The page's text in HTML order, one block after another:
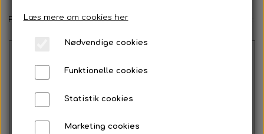
Gavekort
Mad ud af huset
Mindestund
Forside Mad ud af huset Receptions menu (mindst 15
Læs mere om cookies her
Nødvendige cookies
Funktionelle cookies
Statistik cookies
Marketing cookies